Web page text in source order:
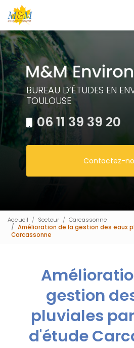
au
contenu
principal
BUREAU D’ÉTUDES EN
TOULOUSE
06 11 39 39 20
Contactez-
Accueil Secteur
Carcassonne
Amélioration de la gestion des eaux
Carcassonne
gestion
pluviales
d'étude